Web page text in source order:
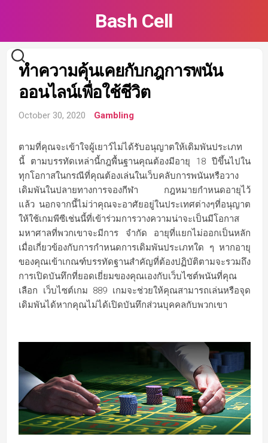
Bash Cell
ทำความคุ้นเคยกับกฎการพนัน
ออนไลน์เพื่อใช้ชีวิต
October 30, 2020 Gambling
ตามที่คุณจะเข้าใจผู้เยาว์ไม่ได้รับอนุญาตให้เดิมพันประเภท
นี้ ตามบรรทัดเหล่านี้กฎพื้นฐานคุณต้องมีอายุ 18 ปีขึ้นไปใน
ทุกโอกาสในกรณีที่คุณต้องเล่นในเว็บคลับการพนันหรือวาง
เดิมพันในปลายทางการจองกีฬา กฎหมายกำหนดอายุไว้
แล้ว นอกจากนี้ไม่ว่าคุณจะอาศัยอยู่ในประเทศต่างๆที่อนุญาต
ให้ใช้เกมพีซีเช่นนี้ที่เข้าร่วมการวางความน่าจะเป็นมีโอกาส
มหาศาลที่พวกเขาจะมีการ จำกัด อายุที่แยกไม่ออกเป็นหลัก
เมื่อเกี่ยวข้องกับการกำหนดการเดิมพันประเภทใด ๆ หากอายุ
ของคุณเข้าเกณฑ์บรรทัดฐานสำคัญที่ต้องปฏิบัติตามจะรวมถึง
การเปิดบันทึกที่ยอดเยี่ยมของคุณเองกับเว็บไซต์พนันที่คุณ
เลือก เว็บไซต์เกม 889 เกมจะช่วยให้คุณสามารถเล่นหรือจุด
เดิมพันได้หากคุณไม่ได้เปิดบันทึกส่วนบุคคลกับพวกเขา